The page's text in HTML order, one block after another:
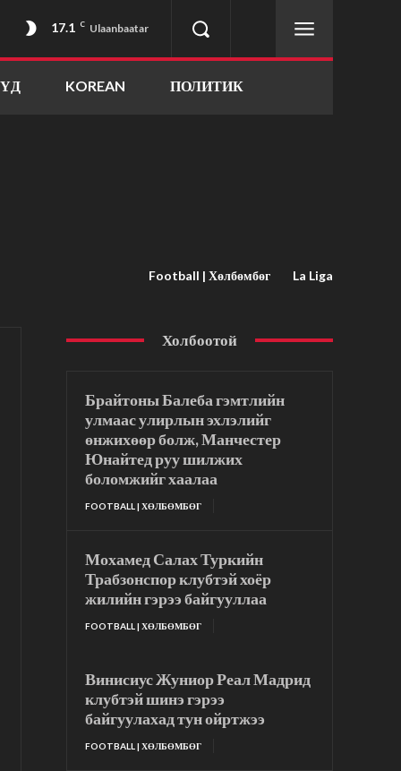
17.1 C Ulaanbaatar
KOREAN ПОЛИТИК
Football | Хөлбөмбөг La Liga
Холбоотой
Брайтоны Балеба гэмтлийн
улмаас улирлын эхлэлийг
өнжихөөр болж, Манчестер
Юнайтед руу шилжих
боломжийг хаалаа
FOOTBALL | ХӨЛБӨМБӨГ
Мохамед Салах Туркийн
Трабзонспор клубтэй хоёр
жилийн гэрээ байгууллаа
FOOTBALL | ХӨЛБӨМБӨГ
Винисиус Жуниор Реал Мадрид
клубтэй шинэ гэрээ
байгуулахад тун ойртжээ
FOOTBALL | ХӨЛБӨМБӨГ